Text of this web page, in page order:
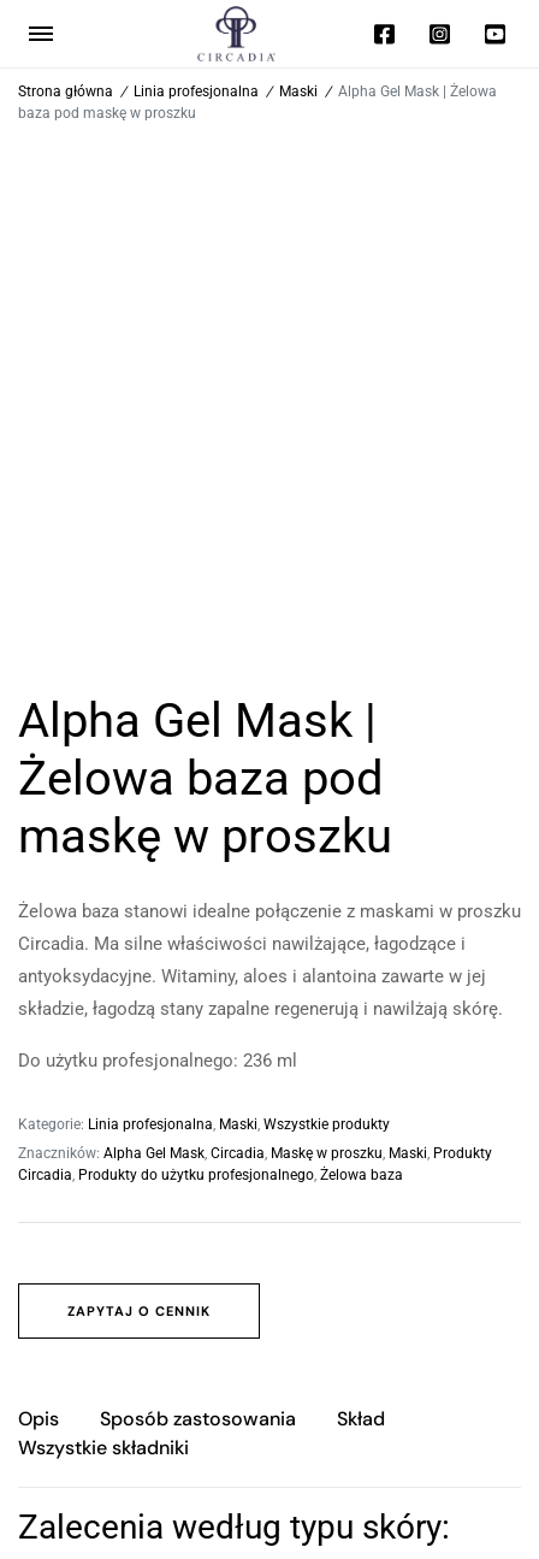
Strona główna / Linia profesjonalna / Maski / Alpha Gel Mask | Żelowa
baza pod maskę w proszku
Alpha Gel Mask |
Żelowa baza pod
maskę w proszku
Żelowa baza stanowi idealne połączenie z maskami w proszku
Circadia. Ma silne właściwości nawilżające, łagodzące i
antyoksydacyjne. Witaminy, aloes i alantoina zawarte w jej
składzie, łagodzą stany zapalne regenerują i nawilżają skórę.
Do użytku profesjonalnego: 236 ml
Kategorie: Linia profesjonalna, Maski, Wszystkie produkty
Znaczników: Alpha Gel Mask, Circadia, Maskę w proszku, Maski, Produkty
Circadia, Produkty do użytku profesjonalnego, Żelowa baza
ZAPYTAJ O CENNIK
Opis Sposób zastosowania
Skład
Wszystkie składniki
Zalecenia według typu skóry: